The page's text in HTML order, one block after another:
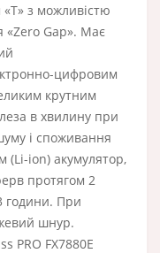
«T» з можливістю
«Zero Gap». Має
цифровим
крутним
в хвилину при
і споживання
(Li-ion) акумулятор,
протягом 2
години. При
шнур.
PRO FX7880E